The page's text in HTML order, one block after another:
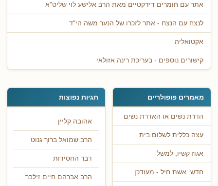
אתר עם חומרים דידקטיים מאת הרב אלישע לוי שליט"א
לנצח עם הנצח - אתר לזכרו של הנער משה הי"ד
אקטואליה
קישורים נוספים - בעריכת רינה אזולאי
מאמרים פופולריים
הדרת נשים או האדרת נשים
עצה כללית לשלום בית
אגוז קשיו, למשל
חדש: אשת חיל - מעודכן
תגיות נפוצות
אהובה קליין
הרב שמואל ברוך גנוט
דבר החסידות
הרב אברהם חיים זילבר